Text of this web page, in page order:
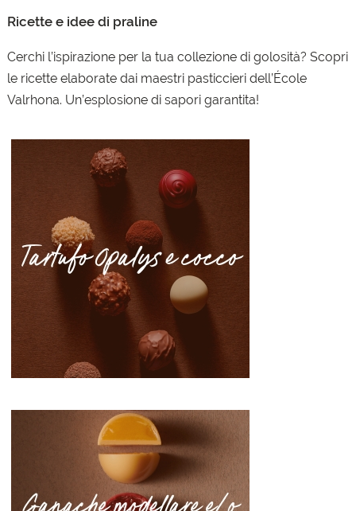
Ricette e idee di praline
Cerchi l’ispirazione per la tua collezione di golosità? Scopri
le ricette elaborate dai maestri pasticcieri dell’École
Valrhona. Un’esplosione di sapori garantita!